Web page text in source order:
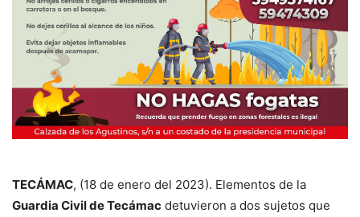
TECÁMAC, (18 de enero del 2023). Elementos de la
Guardia Civil de Tecámac detuvieron a dos sujetos que